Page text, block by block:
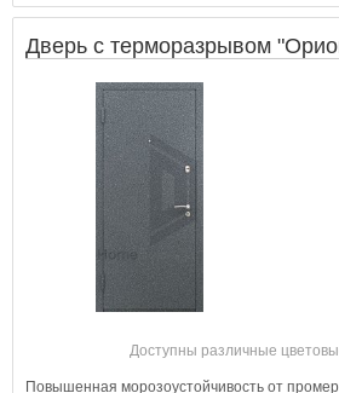
Дверь с терморазрывом
Доступны различные
Повышенная морозоустойчивость от